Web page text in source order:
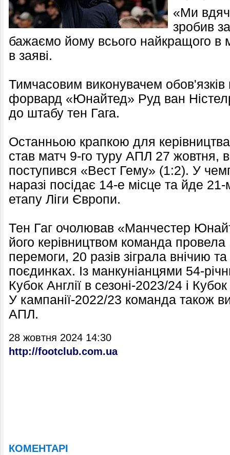
«Ми
зробив
бажаємо йому всього найкращого в
в заяві.
Тимчасовим виконувачем обов'язків
форвард «Юнайтед» Руд ван
до штабу тен Гага.
Останньою крапкою для
став матч 9-го туру АПЛ 27 жовтня,
поступився «Вест Гему» (1:2). У
наразі посідає 14-е місце та йде 21-
етапу Ліги Європи.
Тен Гаг очолював «Манчестер
його керівництвом команда
перемоги, 20 разів зіграла внічию
поєдинках. Із манкуніанцями 54-
Кубок Англії в сезоні-2023/24 і
У кампанії-2022/23 команда також
АПЛ.
28 жовтня 2024 14:30
http://footclub.com.ua
КОМЕНТАРІ